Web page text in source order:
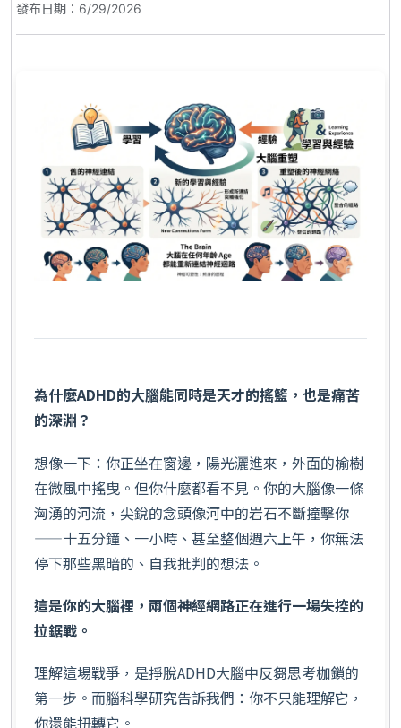
發布日期：6/29/2026
為什麼ADHD的大腦能同時是天才的搖籃，也是痛苦
的深淵？
想像一下：你正坐在窗邊，陽光灑進來，外面的榆樹
在微風中搖曳。但你什麼都看不見。你的大腦像一條
洶湧的河流，尖銳的念頭像河中的岩石不斷撞擊你
——十五分鐘、一小時、甚至整個週六上午，你無法
停下那些黑暗的、自我批判的想法。
這是你的大腦裡，兩個神經網路正在進行一場失控的
拉鋸戰。
理解這場戰爭，是掙脫ADHD大腦中反芻思考枷鎖的
第一步。而腦科學研究告訴我們：你不只能理解它，
你還能扭轉它。